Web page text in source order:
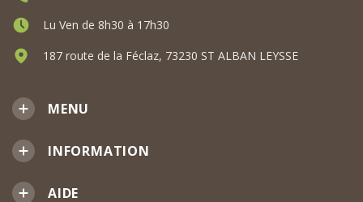
MENU
INFORMATION
AIDE
Lu Ven de 8h30 à 17h30
187 route de la Féclaz, 73230 ST ALBAN LEYSSE